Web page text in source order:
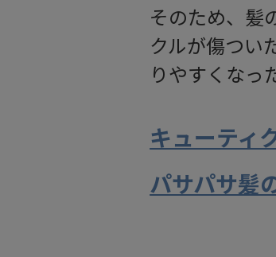
そのため、髪
クルが傷つい
りやすくなっ
キューティ
パサパサ髪